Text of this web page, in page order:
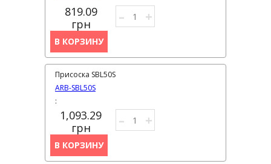
819.09
грн
– +
В КОРЗИНУ
ARB-SBL50S
Присоска SBL50S
1,093.29
грн
:
– +
В КОРЗИНУ